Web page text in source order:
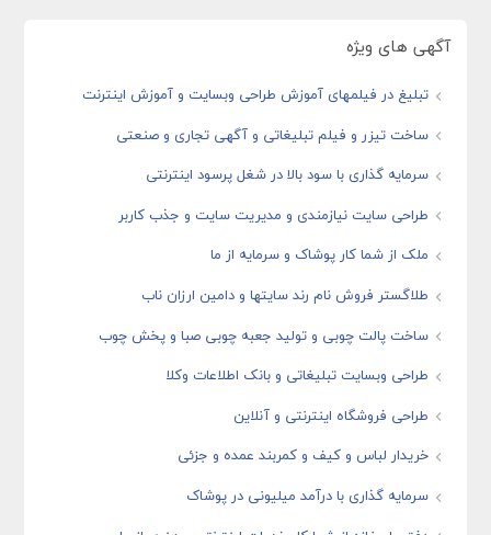
آگهی های ویژه
تبلیغ در فیلمهای آموزش طراحی وبسایت و آموزش اینترنت
ساخت تیزر و فیلم تبلیغاتی و آگهی تجاری و صنعتی
سرمایه گذاری با سود بالا در شغل پرسود اینترنتی
طراحی سایت نیازمندی و مدیریت سایت و جذب کاربر
ملک از شما کار پوشاک و سرمایه از ما
طلاگستر فروش نام رند سایتها و دامین ارزان ناب
ساخت پالت چوبی و تولید جعبه چوبی صبا و پخش چوب
طراحی وبسایت تبلیغاتی و بانک اطلاعات وکلا
طراحی فروشگاه اینترنتی و آنلاین
خریدار لباس و کیف و کمربند عمده و جزئی
سرمایه گذاری با درآمد میلیونی در پوشاک